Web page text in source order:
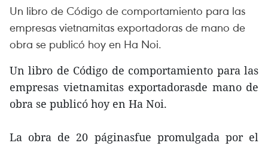
Un libro de Código de comportamiento para las
empresas vietnamitas exportadoras de mano de
obra se publicó hoy en Ha Noi.
Un libro de Código de comportamiento para las
empresas vietnamitas exportadorasde mano de
obra se publicó hoy en Ha Noi.
La obra de 20 páginasfue promulgada por el